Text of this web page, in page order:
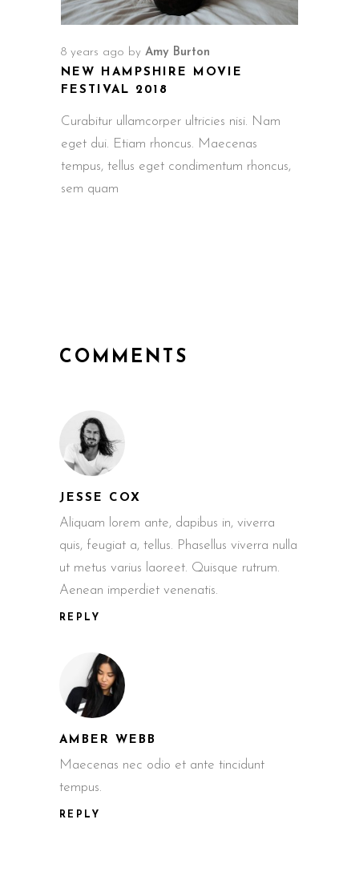
8 years ago by Amy Burton
NEW HAMPSHIRE MOVIE
FESTIVAL 2018
Curabitur ullamcorper ultricies nisi. Nam
eget dui. Etiam rhoncus. Maecenas
tempus, tellus eget condimentum rhoncus,
sem quam
COMMENTS
JESSE COX
Aliquam lorem ante, dapibus in, viverra
quis, feugiat a, tellus. Phasellus viverra nulla
ut metus varius laoreet. Quisque rutrum.
Aenean imperdiet venenatis.
REPLY
AMBER WEBB
Maecenas nec odio et ante tincidunt
tempus.
REPLY